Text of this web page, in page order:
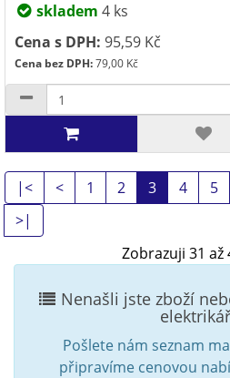
skladem 4 ks
Cena s DPH: 95,59 Kč
Cena bez DPH:79,00 Kč
|< < 1 2 3 4 5
>|
Zobrazuji 31 až
Nenašli jste zboží
Pošlete nám seznam
připravíme cenovou